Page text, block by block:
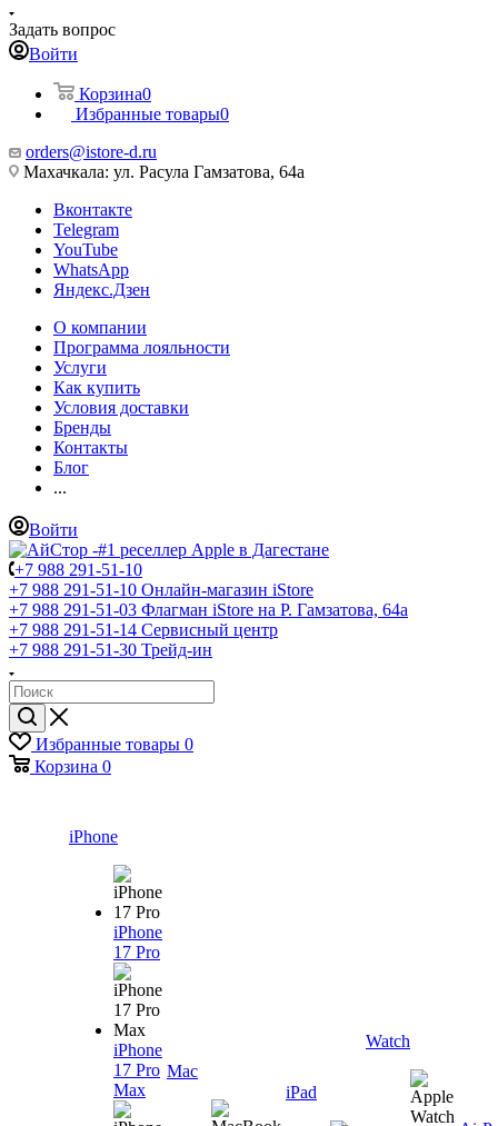
Задать вопрос
Войти
Корзина0
Избранные товары0
orders@istore-d.ru
Махачкала: ул. Расула Гамзатова, 64а
Вконтакте
Telegram
YouTube
WhatsApp
Яндекс.Дзен
О компании
Программа лояльности
Услуги
Как купить
Условия доставки
Бренды
Контакты
Блог
...
Войти
+7 988 291-51-10
+7 988 291-51-10 Онлайн-магазин iStore
+7 988 291-51-03 Флагман iStore на Р. Гамзатова, 64а
+7 988 291-51-14 Сервисный центр
+7 988 291-51-30 Трейд-ин
Избранные товары 0
Корзина 0
iPhone
iPhone
17 Pro
iPhone
17 Pro
Max
Mac
iPad
Watch